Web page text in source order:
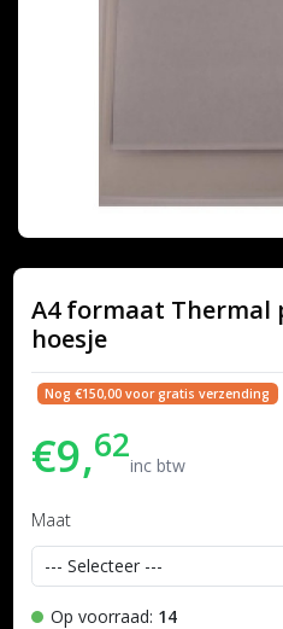
A4 formaat
hoesje
Nog €150,00 voor gratis verzending
€9,62inc btw
Maat
Op voorraad: 14